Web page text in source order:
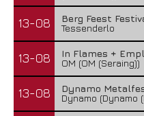
13-08
Berg Feest
Tessenderlo
13-08
In Flames +
OM (OM (Seraing))
13-08
Dynamo
Dynamo (Dynamo